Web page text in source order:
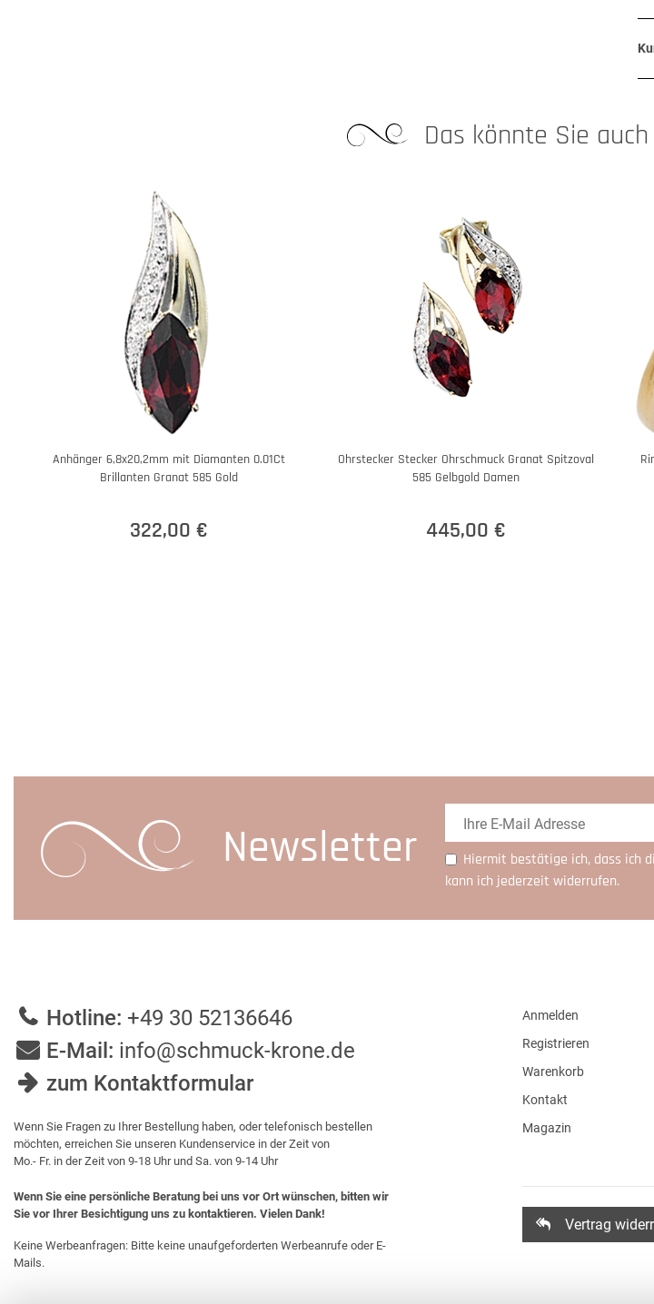
Das könnte Sie
Anhänger 6,8x20,2mm mit Diamanten 0.01Ct
Brillanten Granat 585 Gold
322,00 €
Ohrstecker Stecker Ohrschmuck Granat Spitzoval
585 Gelbgold Damen
445,00 €
Newsletter Hiermit bestätige ich, dass ich
kann ich jederzeit widerrufen.
Hotline: +49 30 52136646
E-Mail: info@schmuck-krone.de
zum Kontaktformular
Wenn Sie Fragen zu Ihrer Bestellung haben, oder telefonisch bestellen
möchten, erreichen Sie unseren Kundenservice in der Zeit von
Mo.- Fr. in der Zeit von 9-18 Uhr und Sa. von 9-14 Uhr
Wenn Sie eine persönliche Beratung bei uns vor Ort wünschen, bitten wir
Sie vor Ihrer Besichtigung uns zu kontaktieren. Vielen Dank!
Keine Werbeanfragen: Bitte keine unaufgeforderten Werbeanrufe oder E-
Mails.
Anmelden
Registrieren
Warenkorb
Kontakt
Magazin
Vertrag